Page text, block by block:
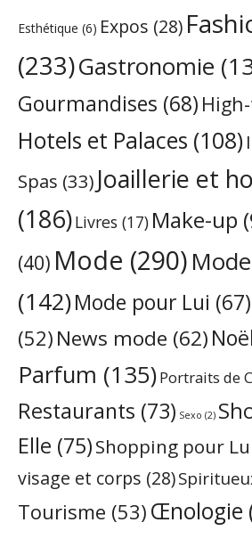
Esthétique (6) Expos (28)
(233)Gastronomie
Gourmandises (68)
Hotels et Palaces (108)
Spas (33) Joaillerie et
(186)Livres (17) Make-up
(40) Mode (290)
(142)Mode pour Lui (67)
(52) News mode (62)
Parfum (135)Portraits de
Restaurants (73) Sexo (2)
Elle (75)Shopping pour
visage et corps (28)
Tourisme (53) Œnologie